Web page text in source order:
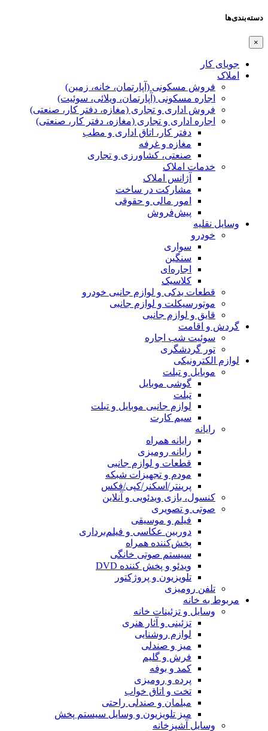
دسته‌بندی‌ها
×
جویای کار
املاک
فروش مسکونی (آپارتمان، خانه، زمین)
اجاره مسکونی (آپارتمان، ویلائی، سوئیت)
فروش اداری و تجاری (مغازه، دفتر کار، صنعتی)
اجاره اداری و تجاری (مغازه، دفتر کار، صنعتی)
دفتر کار، اتاق اداری و مطب
مغازه و غرفه
صنعتی،‌ کشاورزی و تجاری
خدمات املاک
آژانس املاک
مشارکت در ساخت
امور مالی و حقوقی
پیش‌فروش
وسایل نقلیه
خودرو
سواری
سنگین
اجاره‌ای
کلاسیک
قطعات یدکی و لوازم جانبی خودرو
موتورسیکلت و لوازم جانبی
قایق و لوازم جانبی
گردش و اقامت
سوئیت شب اجاره
تور گردشگری
لوازم الکترونیکی
موبایل و تبلت
گوشی موبایل
تبلت
لوازم جانبی موبایل و تبلت
سیم کارت
رایانه
رایانه همراه
رایانه رومیزی
قطعات و لوازم جانبی
مودم و تجهیزات شبکه
پرینتر/اسکنر/کپی/فکس
کنسول، بازی‌ ویدئویی و آنلاین
صوتی و تصویری
فیلم و موسیقی
دوربین عکاسی و فیلم‌برداری
پخش‌کننده همراه
سیستم صوتی خانگی
ویدئو و پخش کننده DVD
تلویزیون و پروژکتور
تلفن رومیزی
مربوط به خانه
وسایل و تزئینات خانه
تزئینی و آثار هنری
لوازم روشنایی
میز و صندلی
فرش و گلیم
کمد و بوفه
پرده و رومیزی
تخت و اتاق خواب
مبلمان و صندلی راحتی
میز تلویزیون و وسایل سیستم پخش
وسایل آشپزخانه